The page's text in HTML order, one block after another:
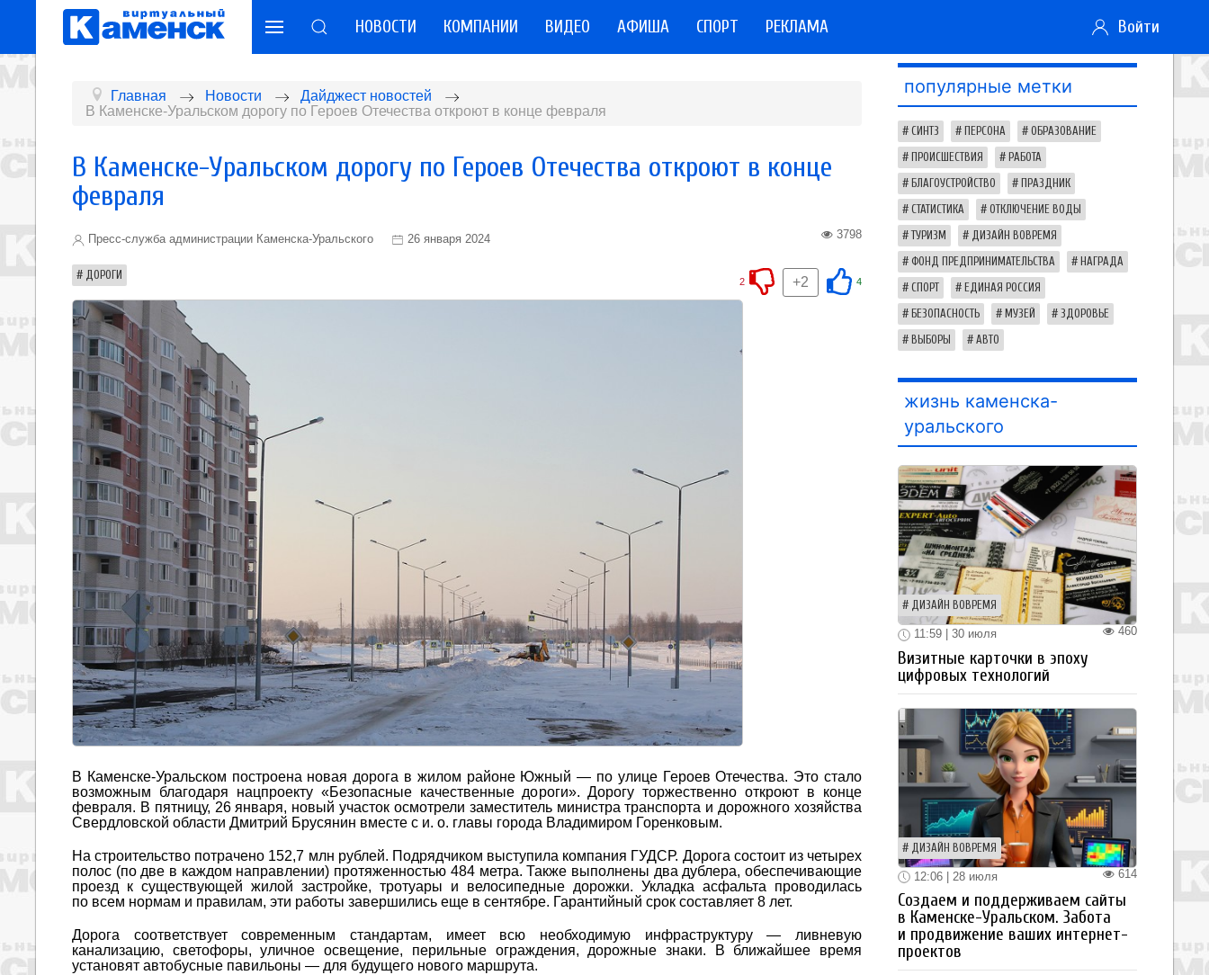
НОВОСТИ КОМПАНИИ ВИДЕО АФИША СПОРТ РЕКЛАМА Войти
Главная Новости
Дайджест новостей
В Каменске-Уральском дорогу по Героев Отечества откроют в конце февраля
В Каменске-Уральском дорогу по Героев Отечества откроют в конце
февраля
Пресс-служба администрации Каменска-Уральского 26 января 2024 3798
ДОРОГИ 4
+2
2
В Каменске-Уральском построена новая дорога в жилом районе Южный — по улице Героев Отечества. Это стало
возможным благодаря нацпроекту «Безопасные качественные дороги». Дорогу торжественно откроют в конце
февраля. В пятницу, 26 января, новый участок осмотрели заместитель министра транспорта и дорожного хозяйства
Свердловской области Дмитрий Брусянин вместе с и. о. главы города Владимиром Горенковым.
На строительство потрачено 152,7 млн рублей. Подрядчиком выступила компания ГУДСР. Дорога состоит из четырех
полос (по две в каждом направлении) протяженностью 484 метра. Также выполнены два дублера, обеспечивающие
проезд к существующей жилой застройке, тротуары и велосипедные дорожки. Укладка асфальта проводилась
по всем нормам и правилам, эти работы завершились еще в сентябре. Гарантийный срок составляет 8 лет.
Дорога соответствует современным стандартам, имеет всю необходимую инфраструктуру — ливневую
канализацию, светофоры, уличное освещение, перильные ограждения, дорожные знаки. В ближайшее время
установят автобусные павильоны — для будущего нового маршрута.
популярные метки
СИНТЗ ПЕРСОНА ОБРАЗОВАНИЕ
ПРОИСШЕСТВИЯ РАБОТА
БЛАГОУСТРОЙСТВО ПРАЗДНИК
СТАТИСТИКА ОТКЛЮЧЕНИЕ ВОДЫ
ТУРИЗМ ДИЗАЙН ВОВРЕМЯ
ФОНД ПРЕДПРИНИМАТЕЛЬСТВА НАГРАДА
СПОРТ ЕДИНАЯ РОССИЯ
БЕЗОПАСНОСТЬ МУЗЕЙ ЗДОРОВЬЕ
ВЫБОРЫ АВТО
жизнь каменска-
уральского
ДИЗАЙН ВОВРЕМЯ
460
11:59 | 30 июля
Визитные карточки в эпоху
цифровых технологий
ДИЗАЙН ВОВРЕМЯ
614
12:06 | 28 июля
Создаем и поддерживаем сайты
в Каменске-Уральском. Забота
и продвижение ваших интернет-
проектов